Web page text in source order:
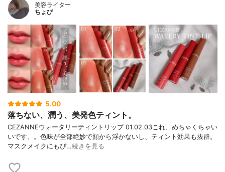
美容ライター
ちょび
5.00
落ちない、潤う、美発色ティント。
CEZANNEウォータリーティントリップ 01.02.03これ、めちゃくちゃい
いです、。色味が全部絶妙で顔から浮かないし、ティント効果も抜群。
マスクメイクにもぴ…続きを見る